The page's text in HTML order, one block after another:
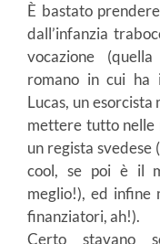
È bastato
dall’infanzia
vocazione
romano in cui ha
Lucas, un
mettere tutto nelle
un regista svedese
cool, se poi è il
meglio!), ed infine
finanziatori, ah!).
Certo stavano